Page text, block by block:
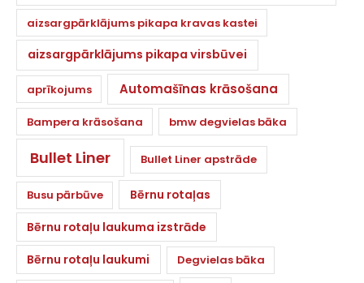
aizsargpārklājums pikapa kravas kastei
aizsargpārklājums pikapa virsbūvei
aprīkojums Automašīnas krāsošana
Bampera krāsošana bmw degvielas bāka
Bullet Liner Bullet Liner apstrāde
Busu pārbūve
Bērnu rotaļas
Bērnu rotaļu laukuma izstrāde
Bērnu rotaļu laukumi
Degvielas bāka